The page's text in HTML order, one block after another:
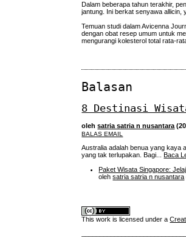
Dalam beberapa tahun terakhir,
jantung. Ini berkat senyawa allicin,
Temuan studi dalam Avicenna
dengan obat resep umum untuk
mengurangi kolesterol total rata-
Balasan
8 Destinasi
olehsatria satria n nusantara
BALAS EMAIL
Australia adalah benua yang kaya
yang tak terlupakan. Bagi... Baca
Paket Wisata Singapore:
olehsatria satria n nusantara
This work is licensed under a